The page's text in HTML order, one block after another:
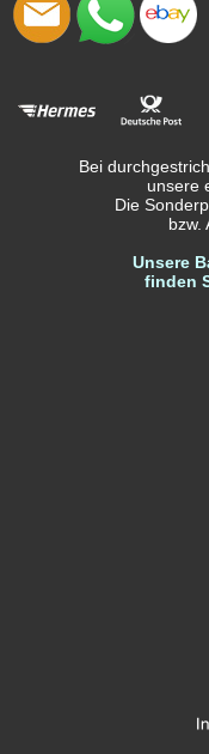
Bei
unsere
Die
bzw.
Unsere
finden